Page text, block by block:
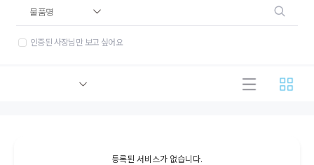
인증된 사장님만 보고 싶어요
등록된 서비스가 없습니다.